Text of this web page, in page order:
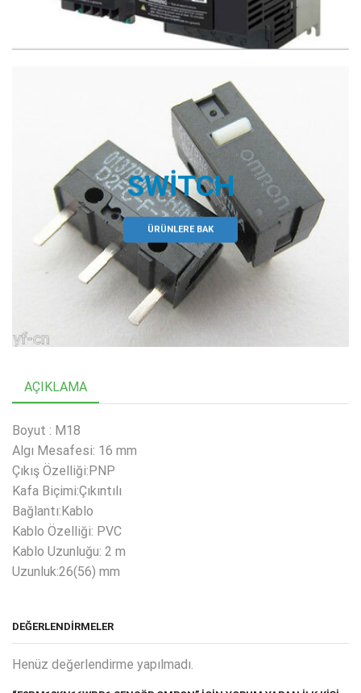
SWITCH
ÜRÜNLERE BAK
AÇIKLAMA
Boyut : M18
Algı Mesafesi: 16 mm
Çıkış Özelliği:PNP
Kafa Biçimi:Çıkıntılı
Bağlantı:Kablo
Kablo Özelliği: PVC
Kablo Uzunluğu: 2 m
Uzunluk:26(56) mm
DEĞERLENDIRMELER
Henüz değerlendirme yapılmadı.